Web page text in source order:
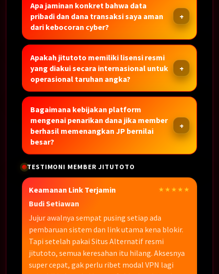
Apa jaminan konkret bahwa data
pribadi dan dana transaksi saya aman
dari kebocoran cyber?
Apakah jitutoto memiliki lisensi resmi
yang diakui secara internasional untuk
operasional taruhan angka?
Bagaimana kebijakan platform
mengenai penarikan dana jika member
berhasil memenangkan JP bernilai
besar?
TESTIMONI MEMBER JITUTOTO
Keamanan Link Terjamin ★★★★★
Budi Setiawan
Jujur awalnya sempat pusing setiap ada
pembaruan sistem dan link utama kena blokir.
Tapi setelah pakai Situs Alternatif resmi
jitutoto, semua keresahan itu hilang. Aksesnya
super cepat, gak perlu ribet modal VPN lagi